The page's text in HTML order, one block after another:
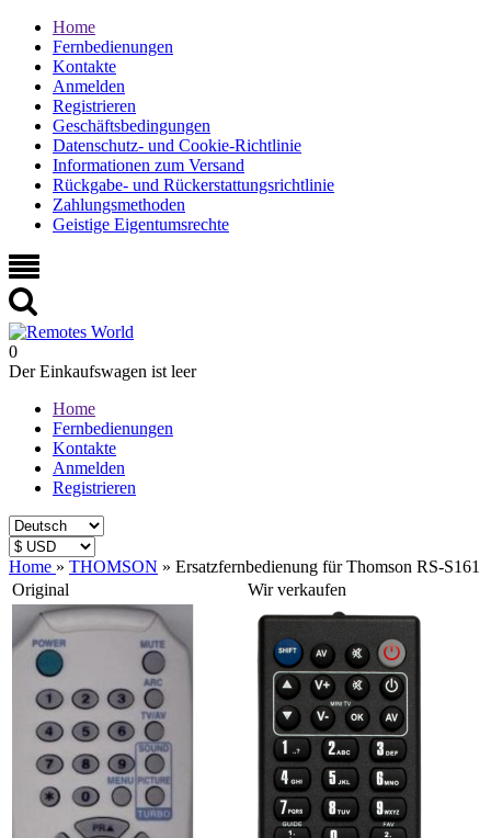
Home
Fernbedienungen
Kontakte
Anmelden
Registrieren
Geschäftsbedingungen
Datenschutz- und Cookie-Richtlinie
Informationen zum Versand
Rückgabe- und Rückerstattungsrichtlinie
Zahlungsmethoden
Geistige Eigentumsrechte
0
Der Einkaufswagen ist leer
Home
Fernbedienungen
Kontakte
Anmelden
Registrieren
Home » THOMSON » Ersatzfernbedienung für Thomson RS-S161
Original
Wir verkaufen